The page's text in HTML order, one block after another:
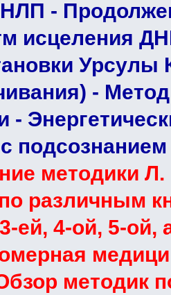
-
исцеления
Урсулы
-
-
методики
различным
ей, 4-ой, 5-ой,
методик